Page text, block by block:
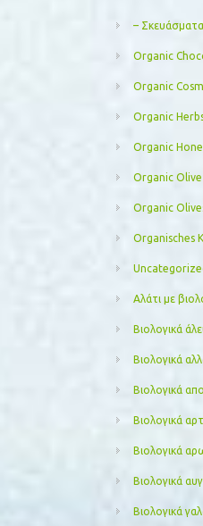
– Σκευάσματα
Organic
Organic
Organic
Organic
Organic
Organic
Organisches
Αλάτι με
Βιολογικά
Βιολογικά
Βιολογικά
Βιολογικά
Βιολογικά
Βιολογικά
Βιολογικά